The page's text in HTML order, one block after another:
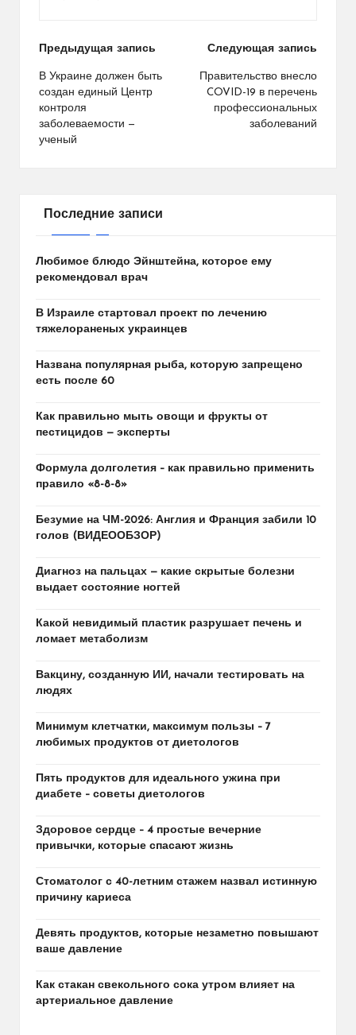
Навигация
по
записям
Предыдущая запись
В Украине должен быть
создан единый Центр
контроля
заболеваемости —
ученый
Следующая запись
Правительство внесло
COVID-19 в перечень
профессиональных
заболеваний
Последние записи
Любимое блюдо Эйнштейна, которое ему
рекомендовал врач
В Израиле стартовал проект по лечению
тяжелораненых украинцев
Названа популярная рыба, которую запрещено
есть после 60
Как правильно мыть овощи и фрукты от
пестицидов — эксперты
Формула долголетия – как правильно применить
правило «8-8-8»
Безумие на ЧМ-2026: Англия и Франция забили 10
голов (ВИДЕООБЗОР)
Диагноз на пальцах — какие скрытые болезни
выдает состояние ногтей
Какой невидимый пластик разрушает печень и
ломает метаболизм
Вакцину, созданную ИИ, начали тестировать на
людях
Минимум клетчатки, максимум пользы – 7
любимых продуктов от диетологов
Пять продуктов для идеального ужина при
диабете – советы диетологов
Здоровое сердце – 4 простые вечерние
привычки, которые спасают жизнь
Стоматолог с 40-летним стажем назвал истинную
причину кариеса
Девять продуктов, которые незаметно повышают
ваше давление
Как стакан свекольного сока утром влияет на
артериальное давление